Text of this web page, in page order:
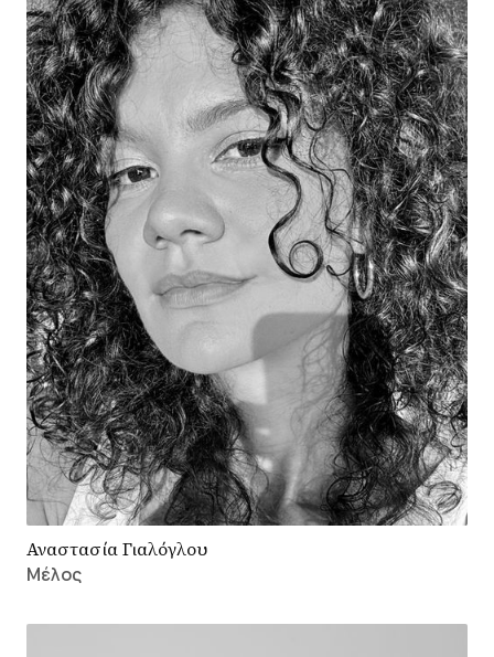
Αναστασία Γιαλόγλου
Μέλος